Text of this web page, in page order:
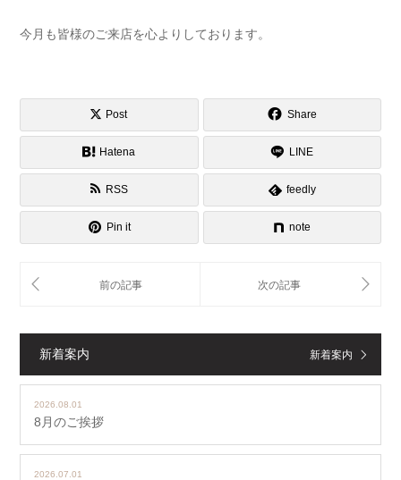
今月も皆様のご来店を心よりしております。
Post Share
Hatena LINE
RSS feedly
Pin it note
新着案内 新着案内
2026.08.01
8月のご挨拶
2026.07.01